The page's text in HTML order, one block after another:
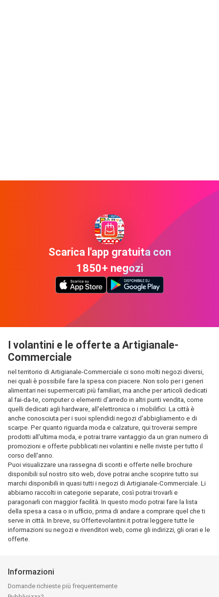
Scarica l'app gratuita con
1850+ negozi
I volantini e le offerte a Artigianale-
Commerciale
nel territorio di Artigianale-Commerciale ci sono molti negozi diversi,
nei quali è possibile fare la spesa con piacere. Non solo per i generi
alimentari nei supermercati più familiari, ma anche per articoli dedicati
al fai-da-te, computer o elementi d'arredo in altri punti vendita, come
quelli dedicati agli hardware, all'elettronica o i mobilifici. La città è
anche conosciuta per i suoi splendidi negozi d'abbigliamento e di
scarpe. Per quanto riguarda moda e calzature, qui troverai sempre
prodotti all'ultima moda, e potrai trarre vantaggio da un gran numero di
promozioni e offerte pubblicati nei volantini e nelle riviste per tutto il
corso dell'anno.
Puoi visualizzare una rassegna di sconti e offerte nelle brochure
disponibili sul nostro sito web, dove potrai anche scoprire tutto sui
marchi disponibili in quasi tutti i negozi di Artigianale-Commerciale. Li
abbiamo raccolti in categorie separate, così potrai trovarli e
paragonarli con maggior facilità. In questo modo potrai fare la lista
della spesa a casa o in ufficio, prima di andare a comprare quel che ti
serve in città. In breve, su Offertevolantini.it potrai leggere tutte le
informazioni su negozi e rivenditori web, come gli indirizzi, gli orari e le
offerte.
Informazioni
Domande richieste più frequentemente